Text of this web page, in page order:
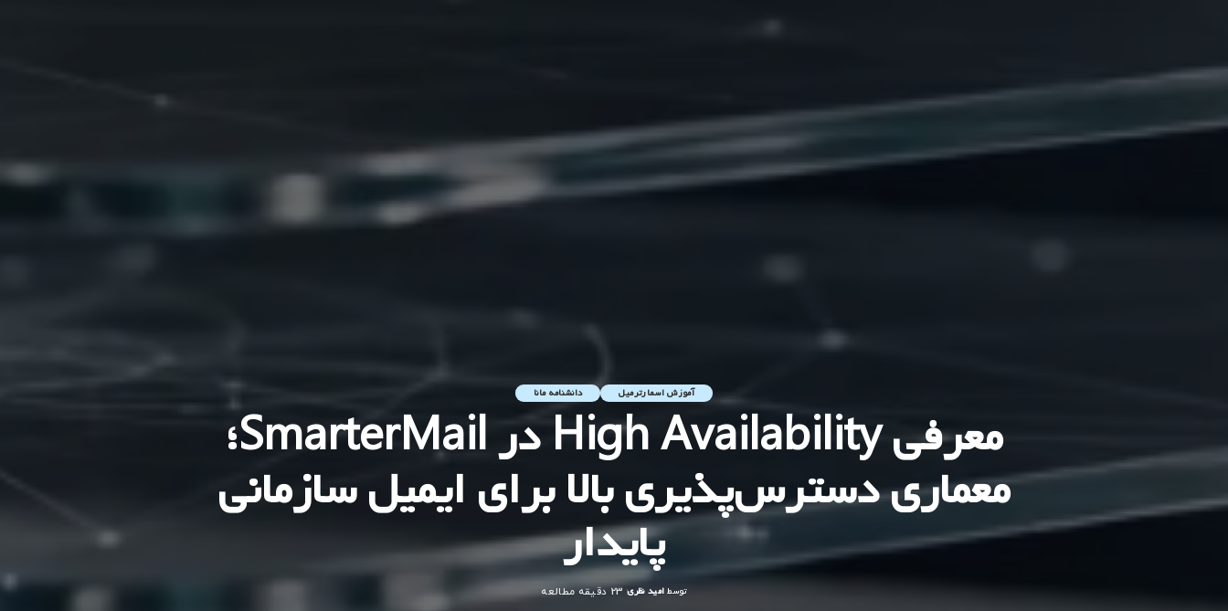
آموزش اسمارترمیل دانشنامه مانا
معرفی High Availability در SmarterMail؛
معماری دسترس‌پذیری بالا برای ایمیل سازمانی
پایدار
ارسال
توسط امید نظری 23 دقیقه مطالعه